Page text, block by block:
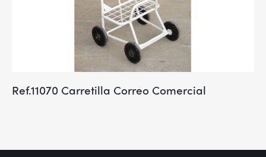
Ref.11070 Carretilla Correo Comercial